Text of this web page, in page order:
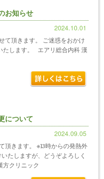
お知らせ
2024.10.01
て頂きます。 ご迷惑をおかけ
たします。 エアリ総合内科 漢
について
2024.09.05
頂きます。 ※13時からの発熱外
たしますが、どうぞよろしく
クリニック